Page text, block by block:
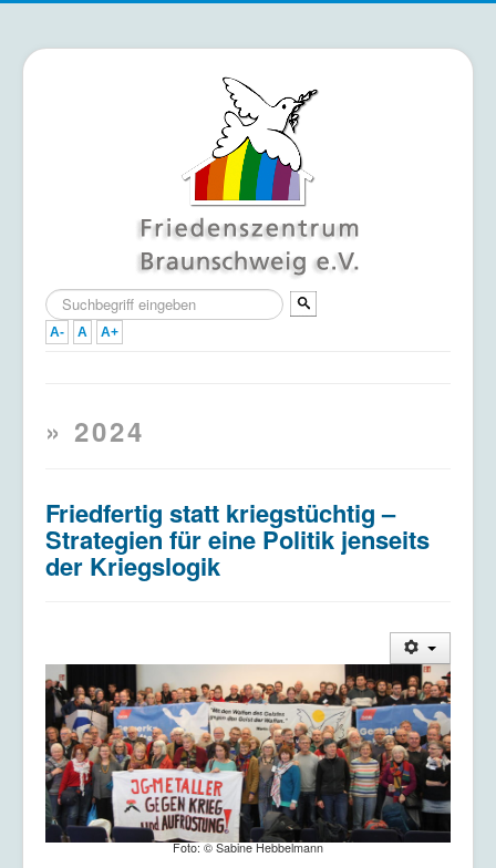
Suchen
...
A- A A+
Termine
Kriegsdienstverweigerung
Kontakt/Impressum
Datenschutzerklärung
» 2024
Friedfertig statt kriegstüchtig –
Strategien für eine Politik jenseits
der Kriegslogik
Foto: © Sabine Hebbelmann